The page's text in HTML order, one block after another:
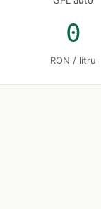
0
RON / litru